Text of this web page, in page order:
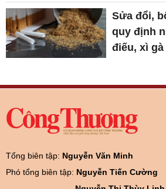
Sửa đổi,
quy định
điếu, xì gà
Tổng biên tập: Nguyễn Văn Minh
Phó tổng biên tập: Nguyễn Tiến Cường